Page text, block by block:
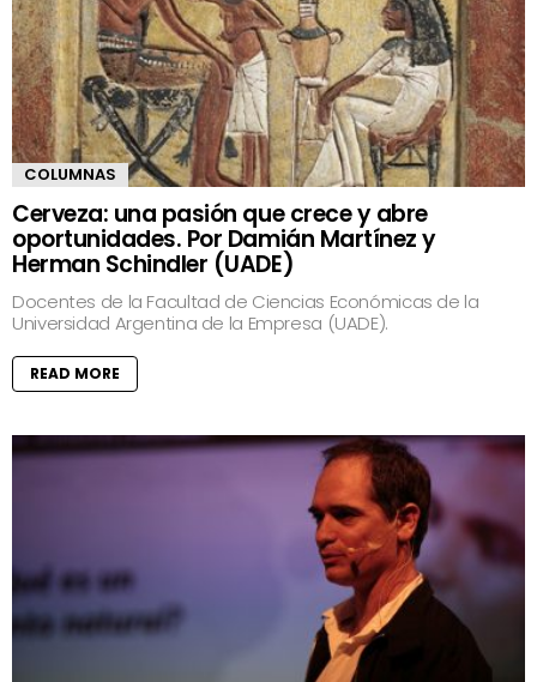
COLUMNAS
Cerveza: una pasión que crece y abre
oportunidades. Por Damián Martínez y
Herman Schindler (UADE)
Docentes de la Facultad de Ciencias Económicas de la
Universidad Argentina de la Empresa (UADE).
READ MORE